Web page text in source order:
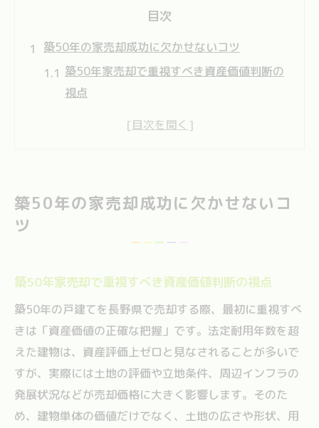
目次
築50年の家売却成功に欠かせないコツ
築50年家売却で重視すべき資産価値判断の
視点
家売却成功に向けた不動産会社比較の重要
家売却の現金化を目指すための手順解説
長野県で家売却なら高値現金化を叶える秘訣
家売却で高値現金化を狙う査定依頼のポイ
ント
長野県家売却で注目したい土地価値の見極
め方
家売却を成功させるリフォーム活用の工夫
複数社見積もりで家売却価格を最大化する
築50年の家売却成功に欠かせないコ
ツ
築50年家売却で重視すべき資産価値判断の視点
築50年の戸建てを長野県で売却する際、最初に重視すべ
きは「資産価値の正確な把握」です。法定耐用年数を超
えた建物は、資産評価上ゼロと見なされることが多いで
すが、実際には土地の評価や立地条件、周辺インフラの
発展状況などが売却価格に大きく影響します。そのた
め、建物単体の価値だけでなく、土地の広さや形状、用